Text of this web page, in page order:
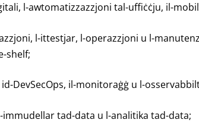
l-awtomatizzazzjoni tal-uffiċċju, il-
l-ittestjar, l-operazzjoni u l-
shelf;
DevSecOps, il-monitoraġġ u l-
tad-data u l-analitika tad-data;